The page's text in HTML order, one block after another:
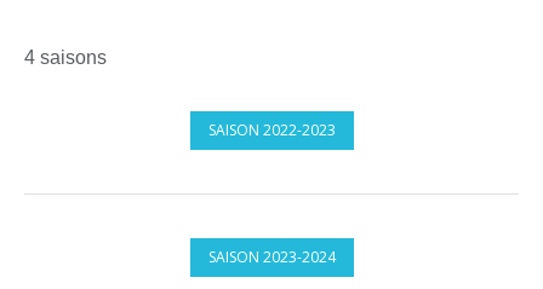
4 saisons
SAISON 2022-2023
SAISON 2023-2024